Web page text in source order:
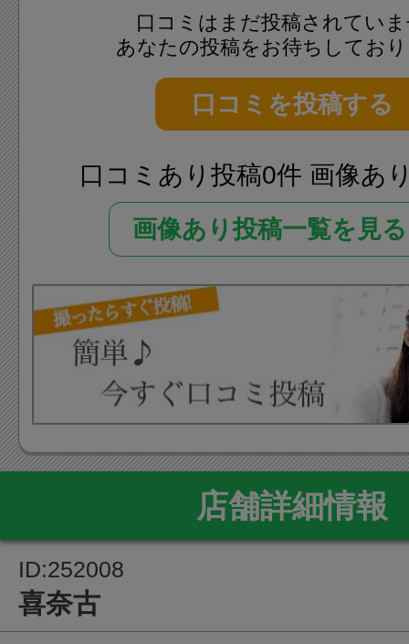
口コミはまだ投稿されてい
あなたの投稿をお待ちしてお
口コミを投稿する
口コミあり投稿0件 画像あ
画像あり投稿一覧を見
店舗詳細情報
ID:252008
喜奈古